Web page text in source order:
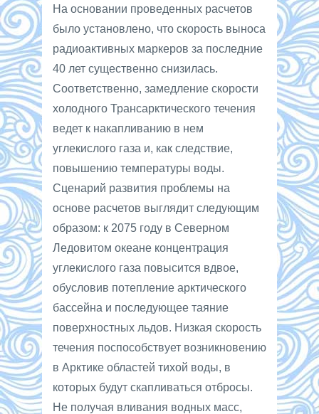
На основании проведенных расчетов
было установлено, что скорость выноса
радиоактивных маркеров за последние
40 лет существенно снизилась.
Соответственно, замедление скорости
холодного Трансарктического течения
ведет к накапливанию в нем
углекислого газа и, как следствие,
повышению температуры воды.
Сценарий развития проблемы на
основе расчетов выглядит следующим
образом: к 2075 году в Северном
Ледовитом океане концентрация
углекислого газа повысится вдвое,
обусловив потепление арктического
бассейна и последующее таяние
поверхностных льдов. Низкая скорость
течения поспособствует возникновению
в Арктике областей тихой воды, в
которых будут скапливаться отбросы.
Не получая вливания водных масс,